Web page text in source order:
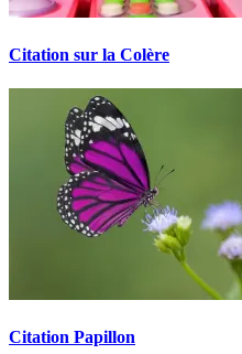
Citation sur la Colère
Citation Papillon